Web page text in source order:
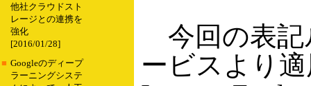
他社クラウドスト
レージとの連携を
強化
[2016/01/28]
■ Googleのディープ
ラーニングシステ
今回の表記
ービスより